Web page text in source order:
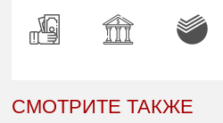
СМОТРИТЕ ТАКЖЕ